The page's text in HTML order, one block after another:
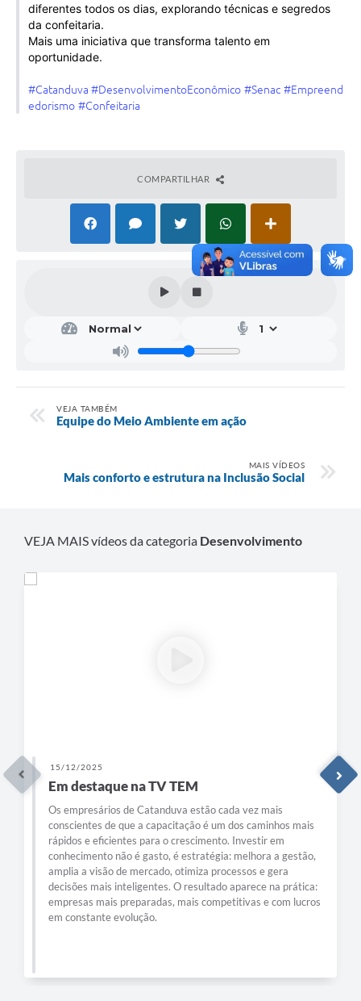
Telefones Úteis
A Prefeitura
Enquete
Jornal
diferentes todos os dias, explorando técnicas e segredos
da confeitaria.
Mais uma iniciativa que transforma talento em
oportunidade.
#Catanduva #DesenvolvimentoEconômico #Senac #Empreend
edorismo #Confeitaria
COMPARTILHAR
VEJA TAMBÉM
Equipe do Meio Ambiente em ação
MAIS VÍDEOS
Mais conforto e estrutura na Inclusão Social
VEJA MAIS vídeos da categoria Desenvolvimento
15/12/2025
Em destaque na TV TEM
Os empresários de Catanduva estão cada vez mais
conscientes de que a capacitação é um dos caminhos mais
rápidos e eficientes para o crescimento. Investir em
conhecimento não é gasto, é estratégia: melhora a gestão,
amplia a visão de mercado, otimiza processos e gera
decisões mais inteligentes. O resultado aparece na prática:
empresas mais preparadas, mais competitivas e com lucros
em constante evolução.